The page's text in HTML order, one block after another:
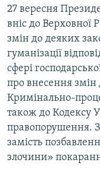
27 вересня
вніс до Верховної
змін до деяких
гуманізації
сфері
про внесення змін
Кримінально-
також до Кодексу
правопорушення.
замість
злочини»